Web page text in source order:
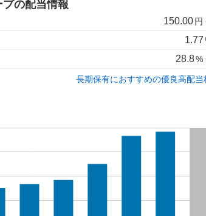
の配当情報
150.00円
1.77
28.8%
長期保有におすすめの優良高配当